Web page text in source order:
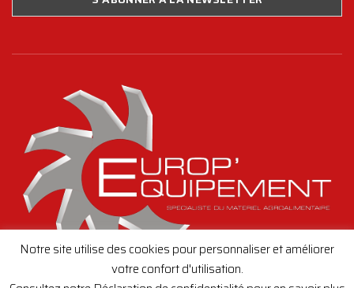
Notre site utilise des cookies pour personnaliser et améliorer
votre confort d'utilisation.